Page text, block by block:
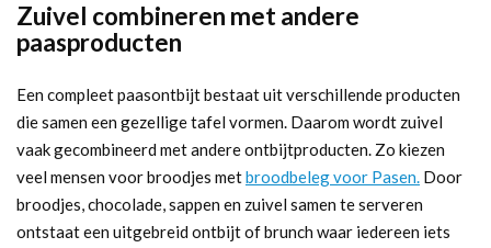
Zuivel combineren met andere
paasproducten
Een compleet paasontbijt bestaat uit verschillende producten
die samen een gezellige tafel vormen. Daarom wordt zuivel
vaak gecombineerd met andere ontbijtproducten. Zo kiezen
veel mensen voor broodjes metbroodbeleg voor Pasen. Door
broodjes, chocolade, sappen en zuivel samen te serveren
ontstaat een uitgebreid ontbijt of brunch waar iedereen iets